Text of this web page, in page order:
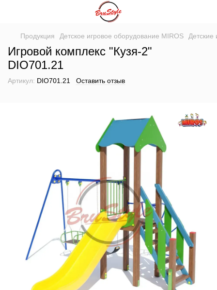
Продукция Детское игровое оборудование MIROS Детские
Игровой комплекс "Кузя-2"
DIO701.21
Артикул: DIO701.21 Оставить отзыв